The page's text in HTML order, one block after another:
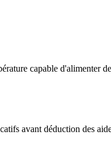
capable d'alimenter
avant déduction des